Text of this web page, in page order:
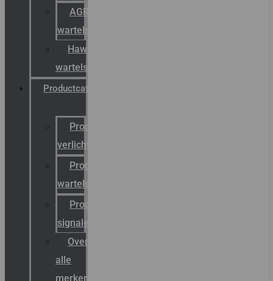
AGRO
wartels
Hawke
wartels
Productcatalogus
Productcatalogus
verlichting
Productcatalogus
wartels
Productcatalogus
signalering
Overzicht
alle
merken